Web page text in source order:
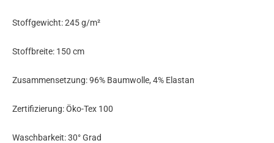
Stoffgewicht: 245 g/m²
Stoffbreite: 150 cm
Zusammensetzung: 96% Baumwolle, 4% Elastan
Zertifizierung: Öko-Tex 100
Waschbarkeit: 30° Grad